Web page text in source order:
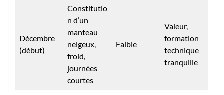
Décembre
(début)
Constitutio
n d’un
manteau
neigeux,
froid,
journées
courtes
Faible
Valeur,
formation
technique
tranquille